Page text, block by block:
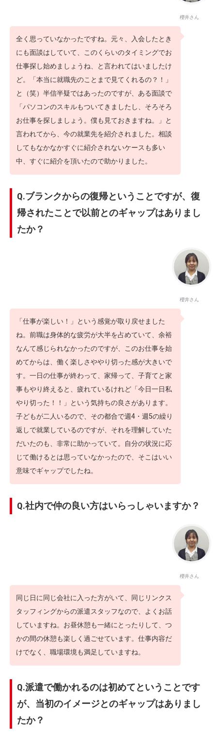
櫻井さん
全く思っていなかったですね。元々、入会したとき
にも面談はしていて、このくらいのタイミングでお
仕事探し始めましょうね、と言われてはいましたけ
ど。「本当に就職先のことまで見てくれるの？！」
と（笑）半信半疑ではあったのですが、ある面談で
「パソコンのスキルもついてきましたし、そろそろ
お仕事を探しましょう。僕も見ておきますね。」と
言われてから、今の就業先を紹介されました。相談
してもなかなかすぐに紹介されないケースも多い
中、すぐに紹介を頂いたので助かりました。
Q.ブランクからの復帰ということですが、復
帰されたことで以前とのギャップはありまし
たか？
櫻井さん
「仕事が楽しい！」という感覚が取り戻せました
ね。前職は身体的な疲労が大半を占めていて、余裕
なんて感じられなかったのですが、このお仕事を始
めてからは、働く楽しさややり切った感が大きいで
す。一日の仕事が終わって、家帰って、子育てと家
事もやり終えると、疲れているけれど「今日一日私
やり切った！！」という気持ちの良さがあります。
子どもが二人いるので、その都合で週4・週5の繰り
返しで就業しているのですが、それを理解していた
だいたのも、非常に助かっていて。自分の状況に応
じて働けるとは思っていなかったので、そこはいい
意味でギャップでしたね。
Q.社内で仲の良い方はいらっしゃいますか？
櫻井さん
同じ日に同じ会社に入った方がいて、同じリンクス
タッフィングからの派遣スタッフなので、よくお話
していますね。お昼休憩も一緒にとったりして、つ
かの間の休憩も楽しく過ごせています。仕事内容だ
けでなく、職場環境も満足していますね。
Q.派遣で働かれるのは初めてということです
が、当初のイメージとのギャップはありまし
たか？